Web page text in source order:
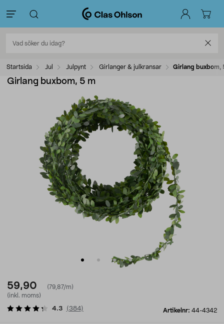
Startsida Jul Julpynt Girlanger & julkransar Girlang buxbom,
Girlang buxbom, 5 m
59,90
(79,87/m)
(inkl. moms)
Artikelnr: 44-4342
4.3 (384)